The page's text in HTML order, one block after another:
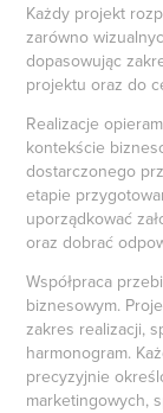
Każdy projekt
zarówno
dopasowując
projektu oraz do
Realizacje
kontekście
dostarczonego
etapie
uporządkować
oraz dobrać
Współpraca
biznesowym.
zakres realizacji,
harmonogram.
precyzyjnie
marketingowych,